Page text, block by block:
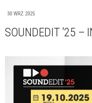
30 WRZ 2025
SOUNDEDIT ’25 –